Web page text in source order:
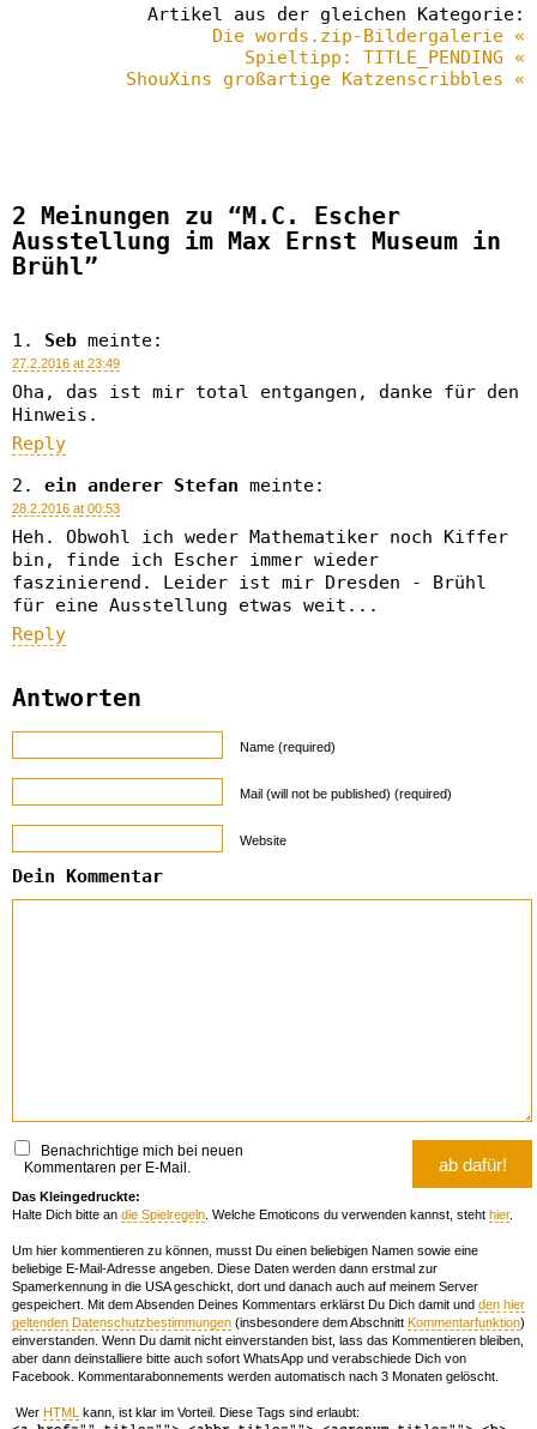
Artikel aus der gleichen Kategorie:
Die words.zip-Bildergalerie «
Spieltipp: TITLE_PENDING «
ShouXins großartige Katzenscribbles «
2 Meinungen zu “M.C. Escher
Ausstellung im Max Ernst Museum in
Brühl”
Seb meinte:
27.2.2016 at 23:49
Oha, das ist mir total entgangen, danke für den
Hinweis.
Reply
ein anderer Stefan meinte:
28.2.2016 at 00:53
Heh. Obwohl ich weder Mathematiker noch Kiffer
bin, finde ich Escher immer wieder
faszinierend. Leider ist mir Dresden - Brühl
für eine Ausstellung etwas weit...
Reply
Antworten
Name (required)
Mail (will not be published) (required)
Website
Dein Kommentar
Benachrichtige mich bei neuen
Kommentaren per E-Mail.
Das Kleingedruckte:
Halte Dich bitte an die Spielregeln . Welche Emoticons du verwenden kannst, steht hier.
Um hier kommentieren zu können, musst Du einen beliebigen Namen sowie eine
beliebige E-Mail-Adresse angeben. Diese Daten werden dann erstmal zur
Spamerkennung in die USA geschickt, dort und danach auch auf meinem Server
gespeichert. Mit dem Absenden Deines Kommentars erklärst Du Dich damit und den hier
geltenden Datenschutzbestimmungen (insbesondere dem Abschnitt Kommentarfunktion)
einverstanden. Wenn Du damit nicht einverstanden bist, lass das Kommentieren bleiben,
aber dann deinstalliere bitte auch sofort WhatsApp und verabschiede Dich von
Facebook. Kommentarabonnements werden automatisch nach 3 Monaten gelöscht.
Wer HTML kann, ist klar im Vorteil. Diese Tags sind erlaubt: